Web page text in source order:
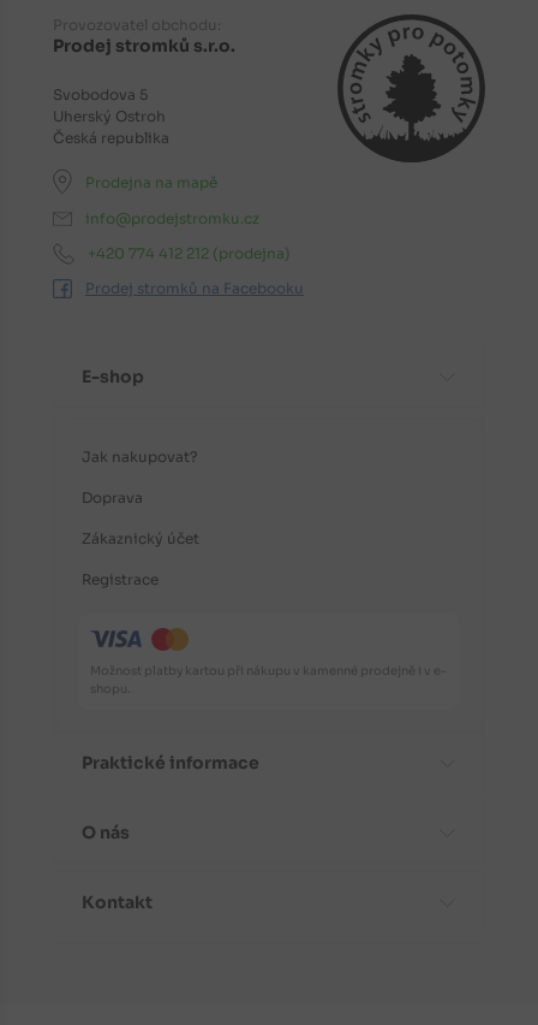
Provozovatel obchodu:
Prodej stromků s.r.o.
Svobodova 5
Uherský Ostroh
Česká republika
Prodejna na mapě
info@prodejstromku.cz
+420 774 412 212 (prodejna)
Prodej stromků na Facebooku
E-shop
Jak nakupovat?
Doprava
Zákaznický účet
Registrace
Možnost platby kartou při nákupu v kamenné prodejně i v e-
shopu.
Praktické informace
Časté dotazy
O nás
Aktuality
Kontakt